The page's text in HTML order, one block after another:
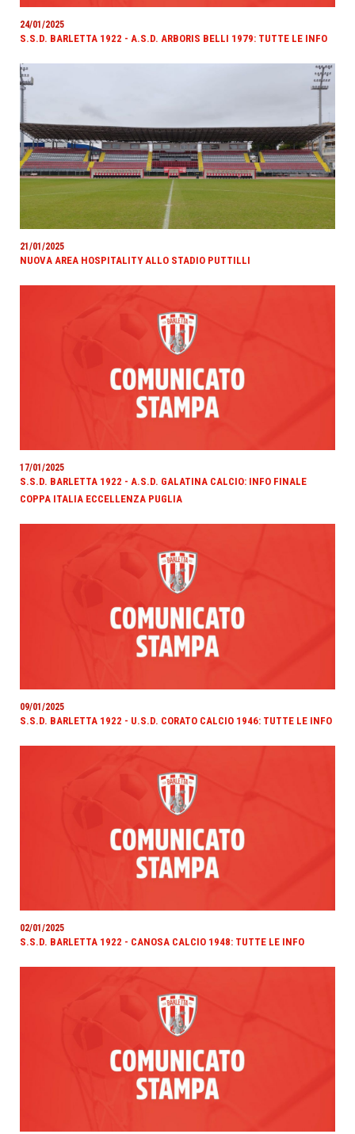
24/01/2025
S.S.D. BARLETTA 1922 - A.S.D. ARBORIS BELLI 1979: TUTTE LE INFO
21/01/2025
NUOVA AREA HOSPITALITY ALLO STADIO PUTTILLI
17/01/2025
S.S.D. BARLETTA 1922 - A.S.D. GALATINA CALCIO: INFO FINALE
COPPA ITALIA ECCELLENZA PUGLIA
09/01/2025
S.S.D. BARLETTA 1922 - U.S.D. CORATO CALCIO 1946: TUTTE LE INFO
02/01/2025
S.S.D. BARLETTA 1922 - CANOSA CALCIO 1948: TUTTE LE INFO